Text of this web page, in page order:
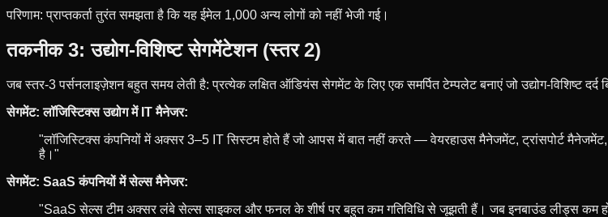
परिणाम: प्राप्तकर्ता तुरंत समझता है कि यह ईमेल 1,000 अन्य लोगों को नहीं भेजी गई।
तकनीक 3: उद्योग-विशिष्ट सेगमेंटेशन (स्तर 2)
जब स्तर-3 पर्सनलाइज़ेशन बहुत समय लेती है: प्रत्येक लक्षित ऑडियंस सेगमेंट के लिए एक समर्पित टेम्पलेट बनाएं जो उद्योग-विशिष्ट दर्द
सेगमेंट: लॉजिस्टिक्स उद्योग में IT मैनेजर:
"लॉजिस्टिक्स कंपनियों में अक्सर 3–5 IT सिस्टम होते हैं जो आपस में बात नहीं करते — वेयरहाउस मैनेजमेंट, ट्रांसपोर्ट
है।"
सेगमेंट: SaaS कंपनियों में सेल्स मैनेजर:
"SaaS सेल्स टीम अक्सर लंबे सेल्स साइकल और फनल के शीर्ष पर बहुत कम गतिविधि से जूझती हैं। जब इनबाउंड लीड्स कम